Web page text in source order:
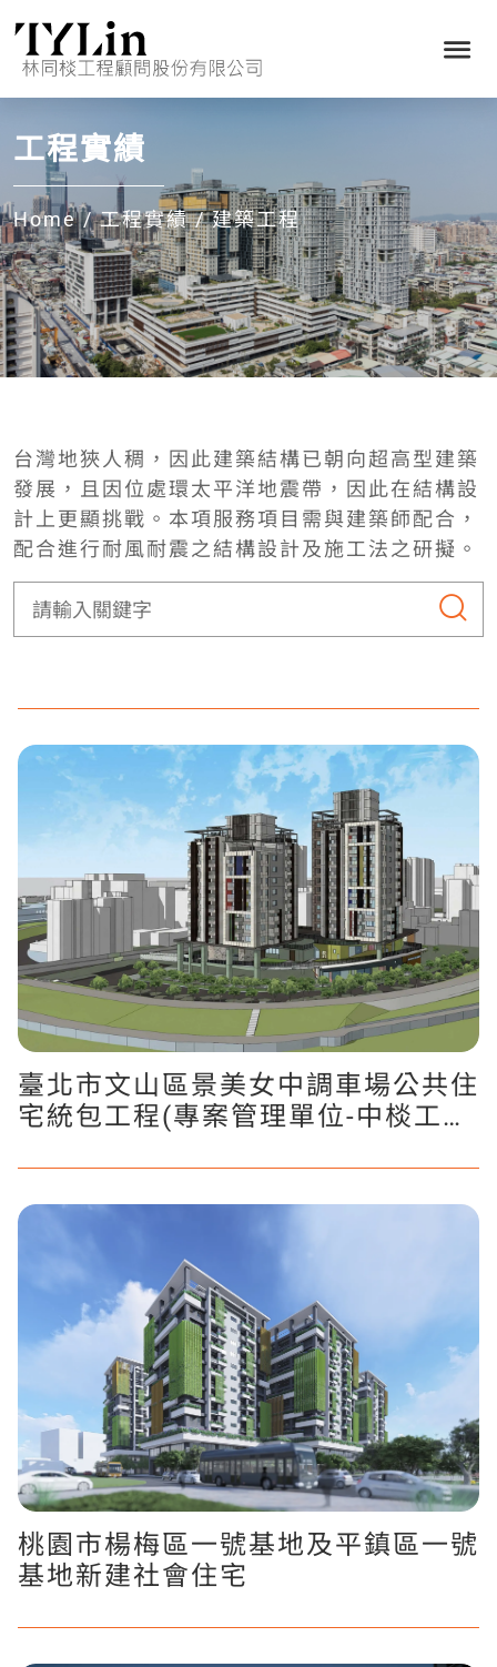
工程實績
Home/工程實績/建築工程
台灣地狹人稠，因此建築結構已朝向超高型建築
發展，且因位處環太平洋地震帶，因此在結構設
計上更顯挑戰。本項服務項目需與建築師配合，
配合進行耐風耐震之結構設計及施工法之研擬。
臺北市文山區景美女中調車場公共住
宅統包工程(專案管理單位-中棪工程
桃園市楊梅區一號基地及平鎮區一號
基地新建社會住宅